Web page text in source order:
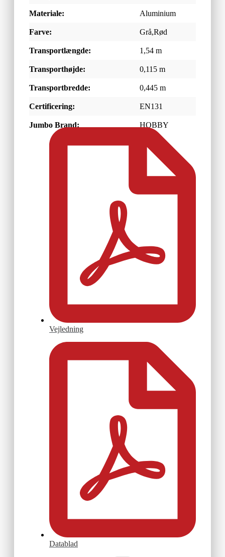
Materiale: Aluminium
Farve: Grå,Rød
Transportlængde: 1,54 m
Transporthøjde: 0,115 m
Transportbredde: 0,445 m
Certificering: EN131
Jumbo Brand: HOBBY
Vejledning
Datablad